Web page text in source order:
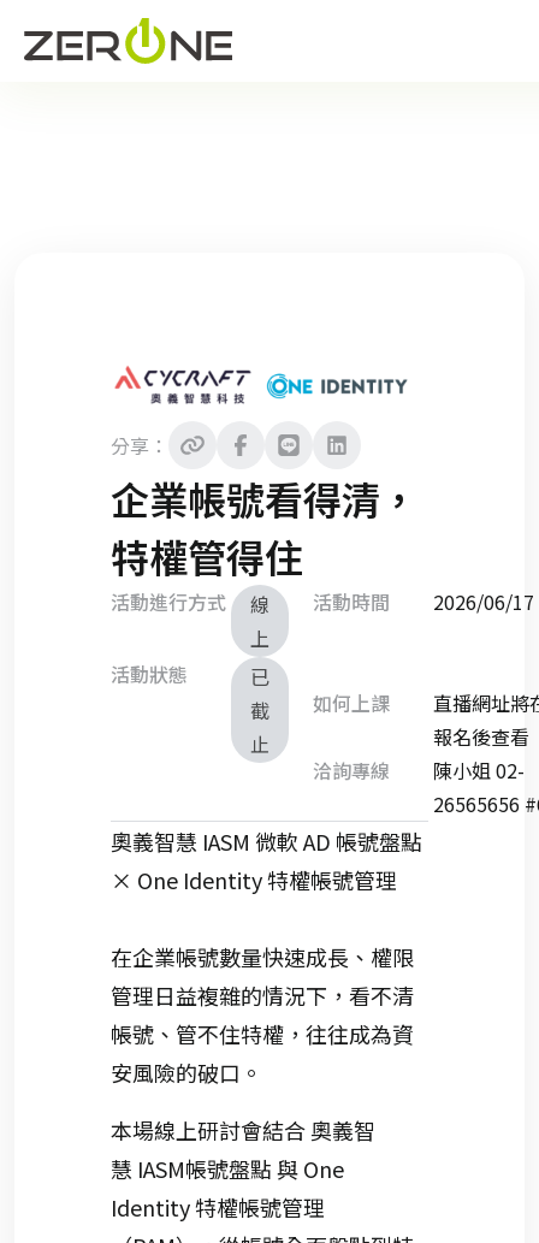
分享：
企業帳號看得清，
特權管得住
活動進行方式
線
上
活動狀態
已
截
止
活動時間 2026/06/17
如何上課
直播網址將
報名後查看
洽詢專線
陳小姐 02-
26565656
奧義智慧 IASM 微軟 AD 帳號盤點
× One Identity特權帳號管理
在企業帳號數量快速成長、權限
管理日益複雜的情況下，看不清
帳號、管不住特權，往往成為資
安風險的破口。
本場線上研討會結合奧義智
慧 IASM帳號盤點與One
Identity特權帳號管理